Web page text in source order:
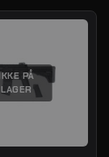
PÅ
LAGER